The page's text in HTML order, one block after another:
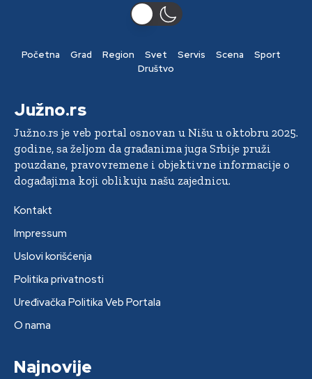
Početna Grad Region Svet Servis Scena
Sport
Društvo
Južno.rs
Južno.rs je veb portal osnovan u Nišu u oktobru 2025.
godine, sa željom da građanima juga Srbije pruži
pouzdane, pravovremene i objektivne informacije o
događajima koji oblikuju našu zajednicu.
Kontakt
Impressum
Uslovi korišćenja
Politika privatnosti
Uređivačka Politika Veb Portala
O nama
Najnovije